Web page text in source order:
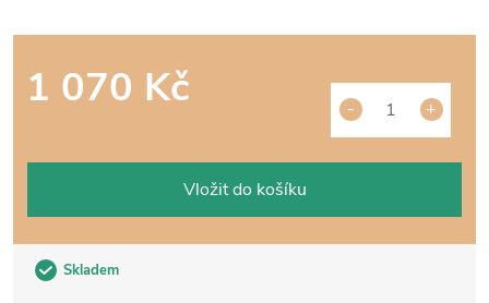
Skladem
1 070 Kč
Vložit do košíku